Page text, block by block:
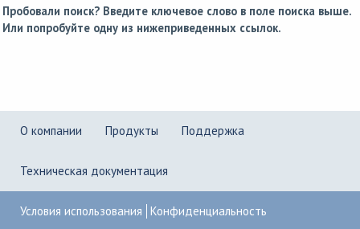
Пробовали поиск? Введите ключевое слово в поле поиска выше.
Или попробуйте одну из нижеприведенных ссылок.
О компании Продукты Поддержка
Техническая документация
Условия использования Конфиденциальность